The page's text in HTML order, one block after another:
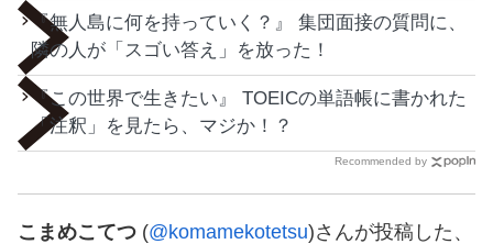
『無人島に何を持っていく？』 集団面接の質問に、
隣の人が「スゴい答え」を放った！
『この世界で生きたい』 TOEICの単語帳に書かれた
「注釈」を見たら、マジか！？
Recommended by
こまめこてつ (@komamekotetsu)さんが投稿した、